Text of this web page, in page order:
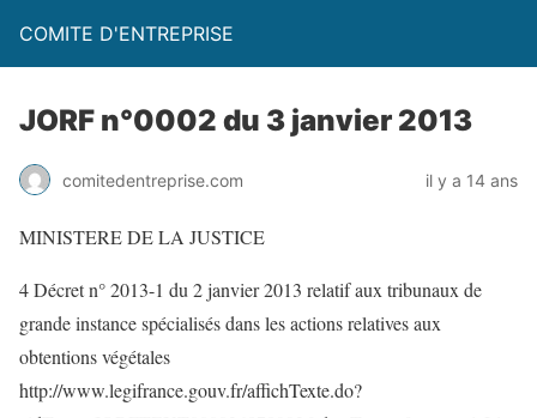
COMITE D'ENTREPRISE
JORF n°0002 du 3 janvier 2013
comitedentreprise.com il y a 14 ans
MINISTERE DE LA JUSTICE
4 Décret n° 2013-1 du 2 janvier 2013 relatif aux tribunaux de
grande instance spécialisés dans les actions relatives aux
obtentions végétales
http://www.legifrance.gouv.fr/affichTexte.do?